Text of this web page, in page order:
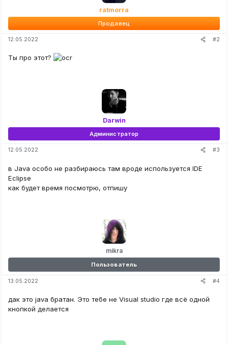
ratmorra
Продавец
12.05.2022 #2
Ты про этот?
Darwin
Администратор
12.05.2022 #3
в Java особо не разбираюсь там вроде используется IDE
Eclipse
как будет время посмотрю, отпишу
mikra
Пользователь
13.05.2022 #4
дак это java братан. Это тебе не Visual studio где всё одной
кнопкой делается